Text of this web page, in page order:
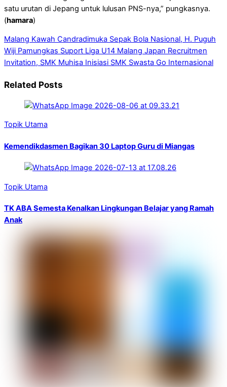
satu urutan di Jepang untuk lulusan PNS-nya,” pungkasnya.
(hamara)
Malang Kawah Candradimuka Sepak Bola Nasional, H. Puguh
Wiji Pamungkas Suport Liga U14 Malang Japan Recruitmen
Invitation, SMK Muhisa Inisiasi SMK Swasta Go Internasional
Related Posts
Topik Utama
Kemendikdasmen Bagikan 30 Laptop Guru di Miangas
Topik Utama
TK ABA Semesta Kenalkan Lingkungan Belajar yang Ramah
Anak